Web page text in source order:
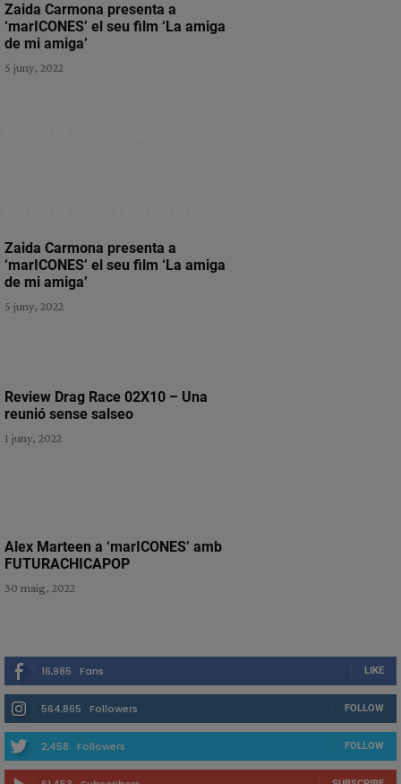
Zaida Carmona presenta a
‘marICONES’ el seu film ‘La amiga
de mi amiga’
5 juny, 2022
Zaida Carmona presenta a
‘marICONES’ el seu film ‘La amiga
de mi amiga’
5 juny, 2022
Review Drag Race 02X10 – Una
reunió sense salseo
1 juny, 2022
Alex Marteen a ‘marICONES’ amb
FUTURACHICAPOP
30 maig, 2022
16,985 Fans LIKE
564,865 Followers FOLLOW
2,458 Followers FOLLOW